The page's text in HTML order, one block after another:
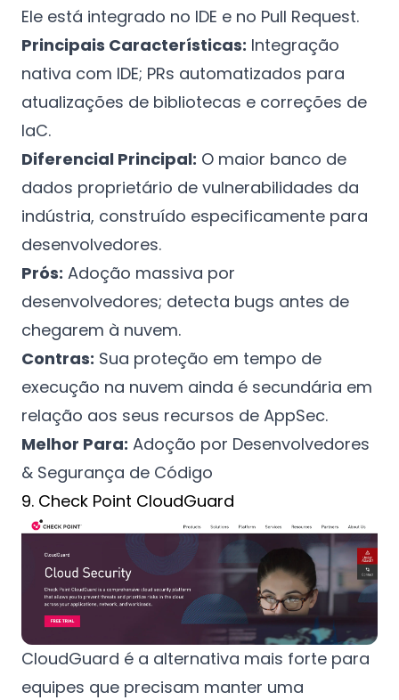
Ele está integrado no IDE e no Pull Request.
Principais Características: Integração
nativa com IDE; PRs automatizados para
atualizações de bibliotecas e correções de
IaC.
Diferencial Principal: O maior banco de
dados proprietário de vulnerabilidades da
indústria, construído especificamente para
desenvolvedores.
Prós: Adoção massiva por
desenvolvedores; detecta bugs antes de
chegarem à nuvem.
Contras: Sua proteção em tempo de
execução na nuvem ainda é secundária em
relação aos seus recursos de AppSec.
Melhor Para: Adoção por Desenvolvedores
& Segurança de Código
9. Check Point CloudGuard
CloudGuard é a alternativa mais forte para
equipes que precisam manter uma